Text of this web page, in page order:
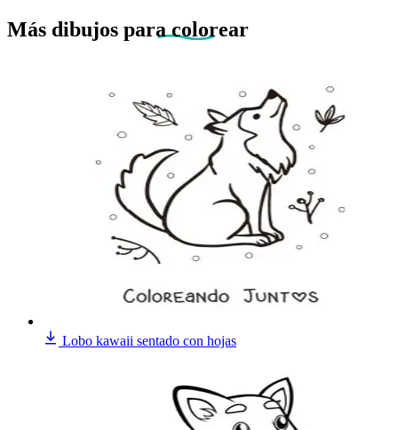
Más dibujos para colorear
Lobo kawaii sentado con hojas